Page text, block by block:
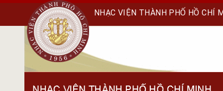
NHẠC VIỆN THÀNH PHỐ HỒ CHÍ